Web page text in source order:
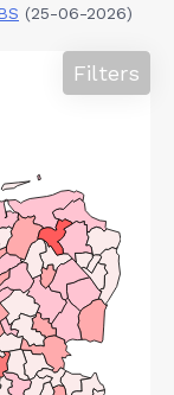
(25-06-2026)
Filters